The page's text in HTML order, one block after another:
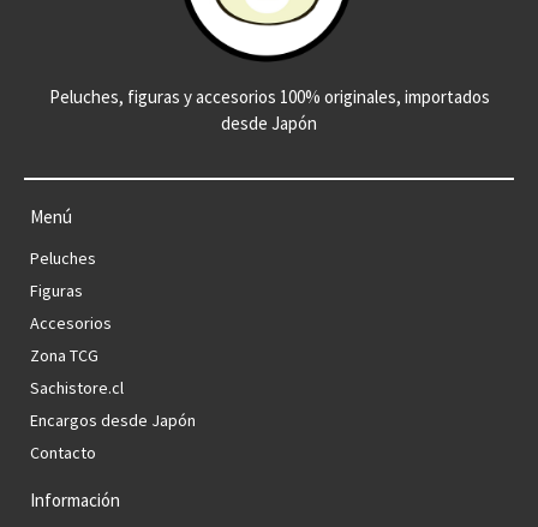
Peluches, figuras y accesorios 100% originales, importados
desde Japón
Menú
Peluches
Figuras
Accesorios
Zona TCG
Sachistore.cl
Encargos desde Japón
Contacto
Información